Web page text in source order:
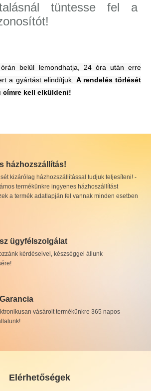
tüntesse fel a
belül lemondhatja, 24 óra után erre
a gyártást elindítjuk. A rendelés törlését
címre kell elküldeni!
házhozszállítás!
kizárólag házhozszállítással tudjuk teljesíteni! -
termékünkre ingyenes házhoszállítást
a termék adatlapján fel vannak minden esetben
ügyfélszolgálat
kérdéseivel, készséggel állunk
vásárolt termékünkre 365 napos
Elérhetőségek